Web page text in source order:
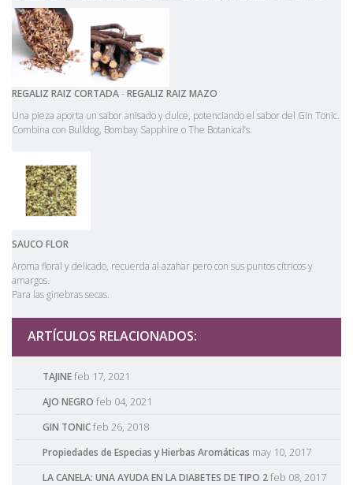
REGALIZ RAIZ CORTADA-REGALIZ RAIZ MAZO
Una pieza aporta un sabor anisado y dulce, potenciando el sabor del Gin Tonic.
Combina con Bulldog, Bombay Sapphire o The Botanical’s.
SAUCO FLOR
Aroma floral y delicado, recuerda al azahar pero con sus puntos cítricos y
amargos.
Para las ginebras secas.
ARTÍCULOS RELACIONADOS:
TAJINEfeb 17, 2021
AJO NEGRO feb 04, 2021
GIN TONICfeb 26, 2018
Propiedades de Especias y Hierbas Aromáticas may 10, 2017
LA CANELA: UNA AYUDA EN LA DIABETES DE TIPO 2feb 08, 2017